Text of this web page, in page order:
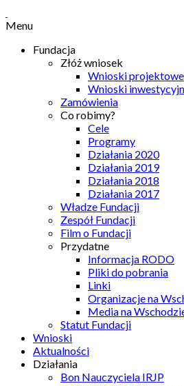
Menu
Fundacja
Złóż wniosek
Wnioski projektowe
Wnioski
Zamówienia
Co robimy?
Cele
Programy
Działania 2020
Działania 2019
Działania 2018
Działania 2017
Władze Fundacji
Zespół Fundacji
Film o Fundacji
Przydatne
Informacja RODO
Pliki do pobrania
Linki
Organizacje na
Media na
Statut Fundacji
Wnioski
Aktualności
Działania
Bon Nauczyciela IRJP